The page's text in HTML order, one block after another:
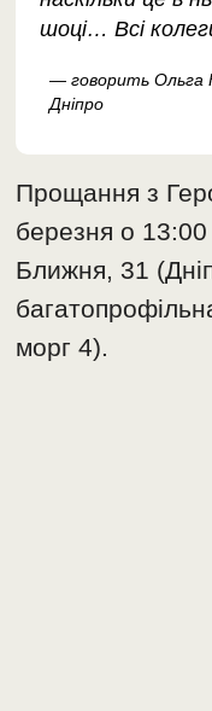
шоці… Всі
— говорить Ольга
Дніпро
Прощання з
березня о
Ближня, 31
морг 4).